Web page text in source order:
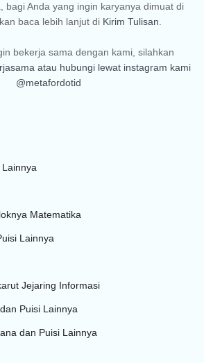
bagi Anda yang ingin karyanya dimuat di
baca lebih lanjut di Kirim Tulisan.
bekerja sama dengan kami, silahkan
atau hubungi lewat instagram kami
@metafordotid
Lainnya
Matematika
Lainnya
Jejaring Informasi
Puisi Lainnya
dan Puisi Lainnya